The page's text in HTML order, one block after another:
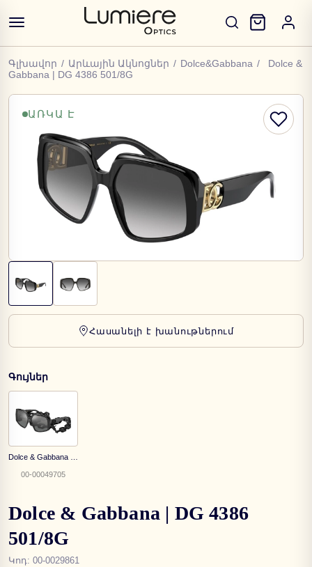
Գլխավոր / Արևային Ակնոցներ / Dolce&Gabbana /
Dolce &
Gabbana | DG 4386 501/8G
ԱՌԿԱ Է
Հասանելի է խանութներում
Գույներ
00-00049705
Dolce & Gabbana | DG 4386
501/8G
Կոդ: 00-0029861